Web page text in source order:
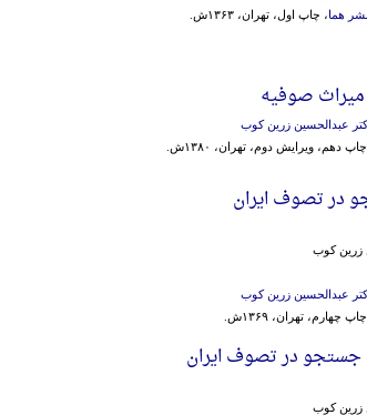
هما، چاپ اول، تهران، ۱۳۶۳ش.
صوفیه
عبدالحسین زرین کوب
دهم، ویرایش دوم، تهران، ۱۳۸۰ش.
در تصوف ایران
زرین کوب
عبدالحسین زرین کوب
چهارم، تهران، ۱۳۶۹ش.
جستجو در تصوف ایران
زرین کوب